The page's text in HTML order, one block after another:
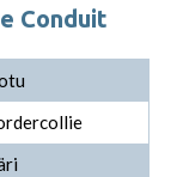
Conduit